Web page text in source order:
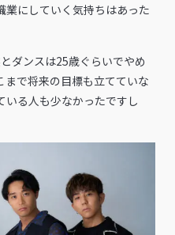
業にしていく気持ちはあった
ダンスは25歳ぐらいでやめ
まで将来の目標も立てていな
いる人も少なかったですし